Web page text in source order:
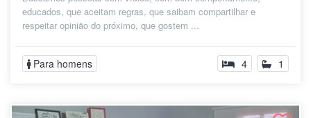
educados, que aceitam regras, que saibam compartilhar e
respeitar opinião do próximo, que gostem ...
Para homens 4 1